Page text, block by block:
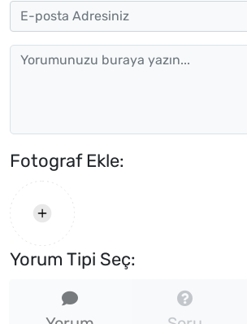
Fotograf Ekle:
Yorum Tipi Seç: